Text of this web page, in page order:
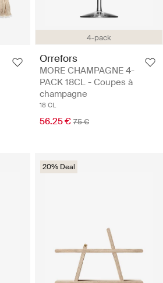
4-pack
Orrefors
MORE CHAMPAGNE 4-
PACK 18CL - Coupes à
champagne
18 CL
56.25 € 75 €
20% Deal